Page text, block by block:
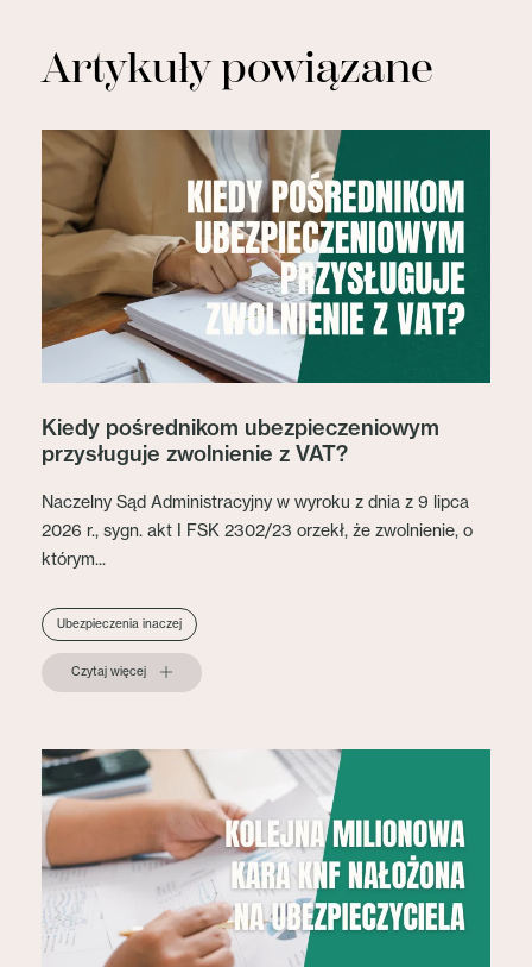
Artykuły powiązane
Kiedy pośrednikom ubezpieczeniowym
przysługuje zwolnienie z VAT?
Naczelny Sąd Administracyjny w wyroku z dnia z 9 lipca
2026 r., sygn. akt I FSK 2302/23 orzekł, że zwolnienie, o
którym...
Ubezpieczenia inaczej
Czytaj więcej